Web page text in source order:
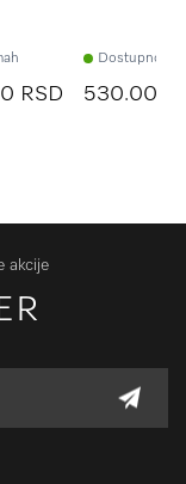
RSD
CoffeeSelect
najveće
Dostupno
akcije